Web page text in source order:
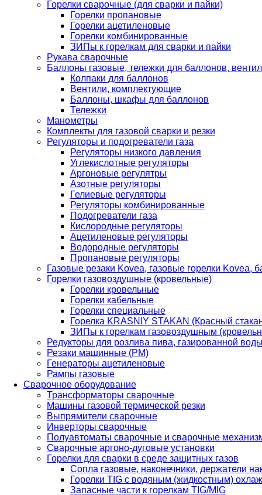
Горелки сварочные (для сварки и пайки)
Горелки пропановые
Горелки ацетиленовые
Горелки комбинированные
ЗИПы к горелкам для сварки и пайки
Рукава сварочные
Баллоны газовые, тележки для баллонов,
Колпаки для баллонов
Вентили, комплектующие
Баллоны, шкафы для баллонов
Тележки
Манометры
Комплекты для газовой сварки и резки
Регуляторы и подогреватели газа
Регуляторы низкого давления
Углекислотные регуляторы
Аргоновые регулятры
Азотные регуляторы
Гелиевые регуляторы
Регуляторы комбинированные
Подогреватели газа
Кислородные регуляторы
Ацетиленовые регуляторы
Водородные регуляторы
Пропановые регуляторы
Газовые резаки Kovea, газовые горелки Kovea,
Горелки газовоздушные (кровельные)
Горелки кровельные
Горелки кабельные
Горелки специальные
Горелка KRASNIY STAKAN (Красный
ЗИПы к горелкам газовоздушным
Редукторы для розлива пива, газированной
Резаки машинные (РМ)
Генераторы ацетиленовые
Рампы газовые
Сварочное оборудование
Трансформаторы сварочные
Машины газовой термической резки
Выпрямители сварочные
Инверторы сварочные
Полуавтоматы сварочные и сварочные
Сварочные аргоно-дуговые установки
Горелки для сварки в среде защитных газов
Сопла газовые, наконечники, держатели
Горелки TIG с водяным (жидкостным)
Запасные части к горелкам TIG/MIG